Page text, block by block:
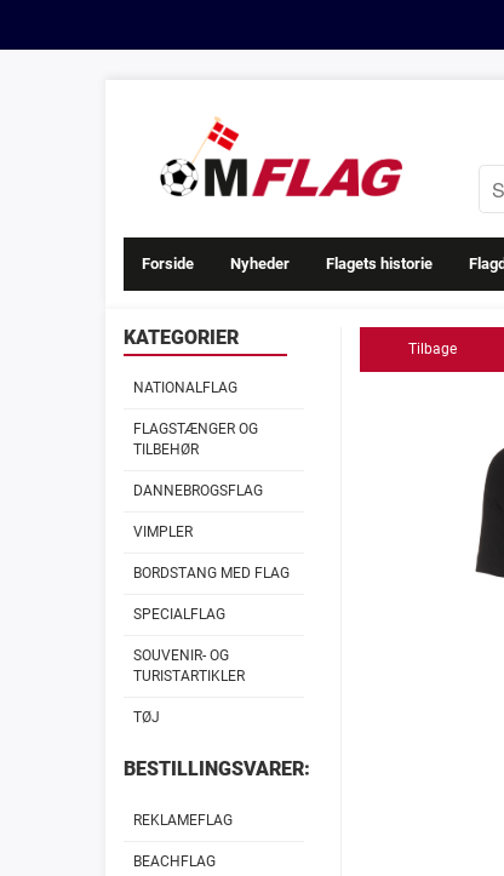
Forside Nyheder Flagets historie
KATEGORIER
NATIONALFLAG
FLAGSTÆNGER OG
TILBEHØR
DANNEBROGSFLAG
VIMPLER
BORDSTANG MED FLAG
SPECIALFLAG
SOUVENIR- OG
TURISTARTIKLER
TØJ
BESTILLINGSVARER:
REKLAMEFLAG
BEACHFLAG
Tilbage